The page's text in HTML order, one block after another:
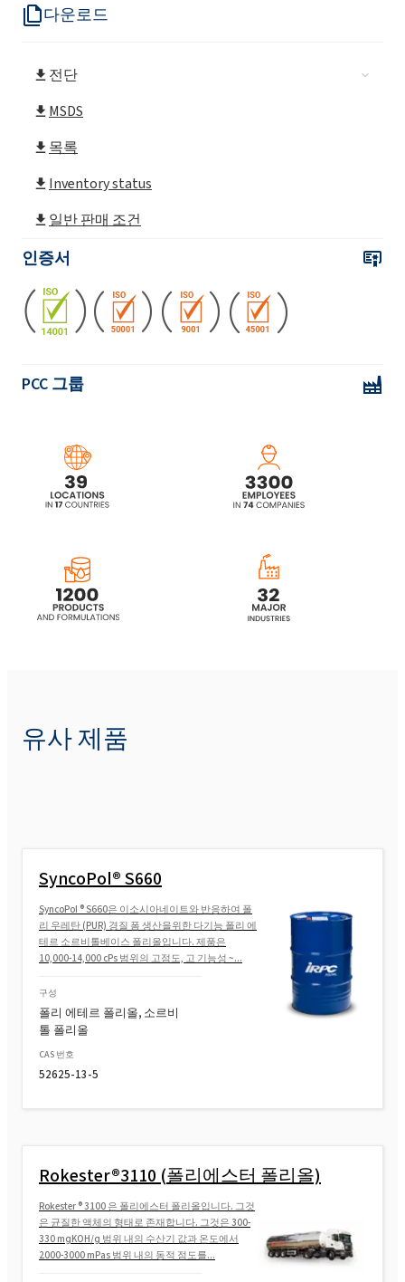
다운로드
전단
MSDS
목록
Inventory status
일반 판매 조건
인증서
PCC 그룹
Rokester®2600 (폴리에스터 폴리올)
유사 제품
SyncoPol® S660
SyncoPol ® S660은 이소시아네이트와 반응하여 폴
리 우레탄 (PUR) 경질 폼 생산을위한 다기능 폴리 에
테르 소르비톨베이스 폴리올입니다. 제품은
10,000-14,000 cPs 범위의 고점도, 고 기능성 ~...
구성
폴리 에테르 폴리올, 소르비
톨 폴리올
CAS 번호
52625-13-5
Rokester®3110 (폴리에스터 폴리올)
Rokester ® 3100 은 폴리에스터 폴리올입니다. 그것
은 균질한 액체의 형태로 존재합니다. 그것은 300-
330 mgKOH/g 범위 내의 수산기 값과 온도에서
2000-3000 mPas 범위 내의 동적 점도를...